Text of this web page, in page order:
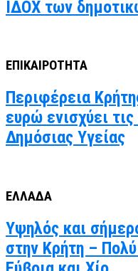
ΙΔΟΧ των
ΕΠΙΚΑΙΡΟΤΗΤΑ
Περιφέρεια
ευρώ ενισχύει
Δημόσιας Υγείας
ΕΛΛΑΔΑ
Υψηλός και
στην Κρήτη –